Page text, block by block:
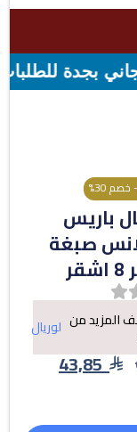
ال ١٠٠ ريال - شحن مجاني لقيمه
30%
باريس
صبغة
المزيد من لوريال
43,85